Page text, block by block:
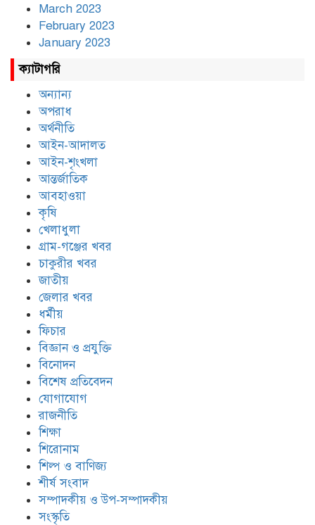
March 2023
February 2023
January 2023
ক্যাটাগরি
অন্যান্য
অপরাধ
অর্থনীতি
আইন-আদালত
আইন-শৃংখলা
আন্তর্জাতিক
আবহাওয়া
কৃষি
খেলাধুলা
গ্রাম-গঞ্জের খবর
চাকুরীর খবর
জাতীয়
জেলার খবর
ধর্মীয়
ফিচার
বিজ্ঞান ও প্রযুক্তি
বিনোদন
বিশেষ প্রতিবেদন
যোগাযোগ
রাজনীতি
শিক্ষা
শিরোনাম
শিল্প ও বাণিজ্য
শীর্ষ সংবাদ
সম্পাদকীয় ও উপ-সম্পাদকীয়
সংস্কৃতি